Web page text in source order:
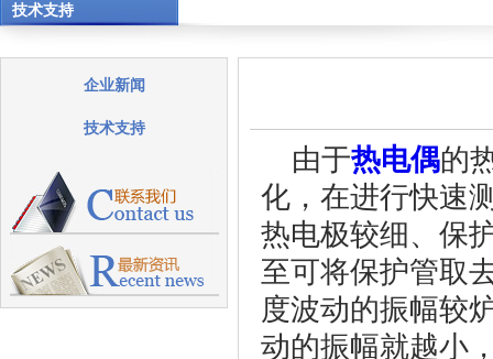
技术支持
企业新闻
技术支持
由于热电偶的
化，在进行快速
热电极较细、保
至可将保护管取
度波动的振幅较
动的振幅就越小